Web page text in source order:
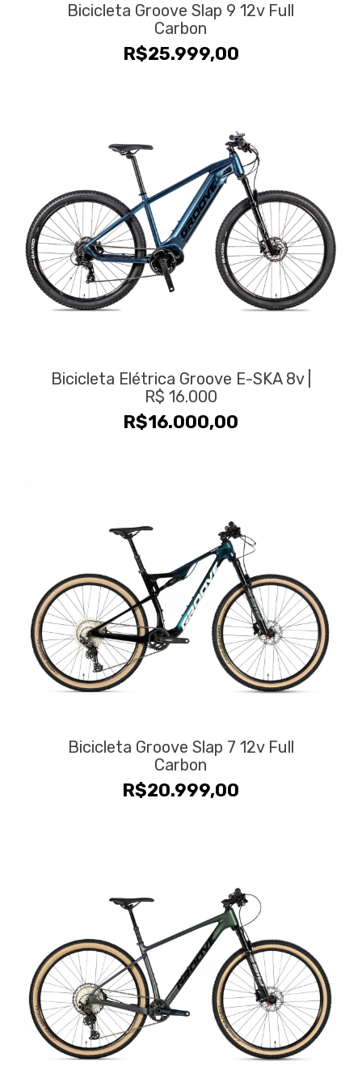
Bicicleta Groove Slap 9 12v Full
Carbon
R$25.999,00
Bicicleta Elétrica Groove E-SKA 8v |
R$ 16.000
R$16.000,00
Bicicleta Groove Slap 7 12v Full
Carbon
R$20.999,00